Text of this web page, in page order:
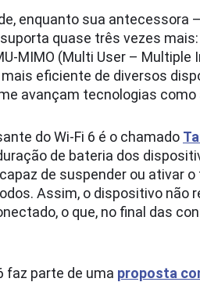
enquanto sua antecessora
quase três vezes
MIMO (Multi User – Multiple
eficiente de diversos
avançam tecnologias como
do Wi-Fi 6 é o chamado
de bateria dos
de suspender ou ativar
Assim, o dispositivo não
o que, no final das
faz parte de uma proposta